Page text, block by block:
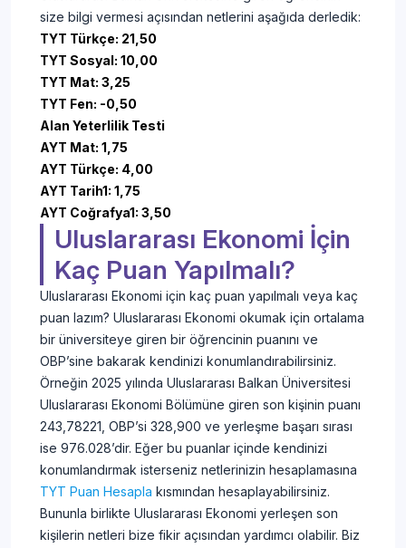
size bilgi vermesi açısından netlerini aşağıda derledik:
TYT Türkçe: 21,50
TYT Sosyal: 10,00
TYT Mat: 3,25
TYT Fen: -0,50
Alan Yeterlilik Testi
AYT Mat: 1,75
AYT Türkçe: 4,00
AYT Tarih1: 1,75
AYT Coğrafya1: 3,50
Uluslararası Ekonomi İçin
Kaç Puan Yapılmalı?
Uluslararası Ekonomi için kaç puan yapılmalı veya kaç
puan lazım? Uluslararası Ekonomi okumak için ortalama
bir üniversiteye giren bir öğrencinin puanını ve
OBP’sine bakarak kendinizi konumlandırabilirsiniz.
Örneğin 2025 yılında Uluslararası Balkan Üniversitesi
Uluslararası Ekonomi Bölümüne giren son kişinin puanı
243,78221, OBP’si 328,900 ve yerleşme başarı sırası
ise 976.028’dir. Eğer bu puanlar içinde kendinizi
konumlandırmak isterseniz netlerinizin hesaplamasına
TYT Puan Hesapla kısmından hesaplayabilirsiniz.
Bununla birlikte Uluslararası Ekonomi yerleşen son
kişilerin netleri bize fikir açısından yardımcı olabilir. Biz